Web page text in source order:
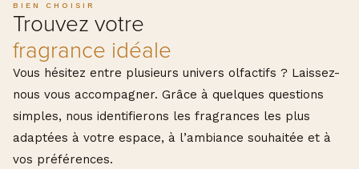
BIEN CHOISIR
Trouvez votre
fragrance idéale
Vous hésitez entre plusieurs univers olfactifs ? Laissez-
nous vous accompagner. Grâce à quelques questions
simples, nous identifierons les fragrances les plus
adaptées à votre espace, à l’ambiance souhaitée et à
vos préférences.